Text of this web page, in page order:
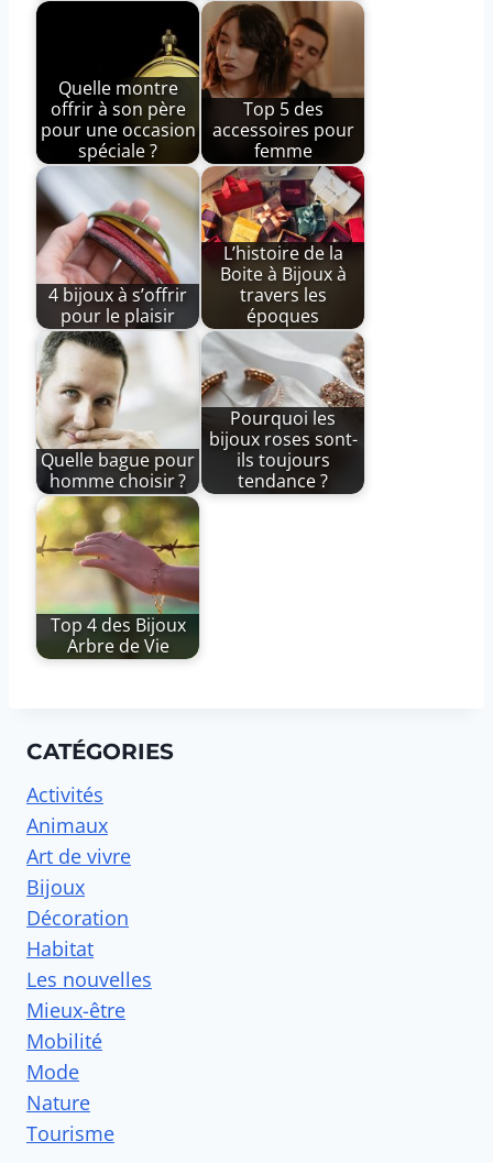
Quelle montre
offrir à son père
pour une occasion
spéciale ?
Top 5 des
accessoires pour
femme
4 bijoux à s’offrir
pour le plaisir
L’histoire de la
Boite à Bijoux à
travers les
époques
Quelle bague pour
homme choisir ?
Pourquoi les
bijoux roses sont-
ils toujours
tendance ?
Top 4 des Bijoux
Arbre de Vie
CATÉGORIES
Activités
Animaux
Art de vivre
Bijoux
Décoration
Habitat
Les nouvelles
Mieux-être
Mobilité
Mode
Nature
Tourisme